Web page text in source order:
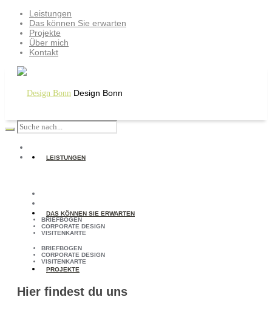
Leistungen
Das können Sie erwarten
Projekte
Über mich
Kontakt
Design Bonn
LEISTUNGEN
DAS KÖNNEN SIE ERWARTEN
PROJEKTE
BRIEFBOGEN
CORPORATE DESIGN
VISITENKARTE
BRIEFBOGEN
CORPORATE DESIGN
VISITENKARTE
Hier findest du uns